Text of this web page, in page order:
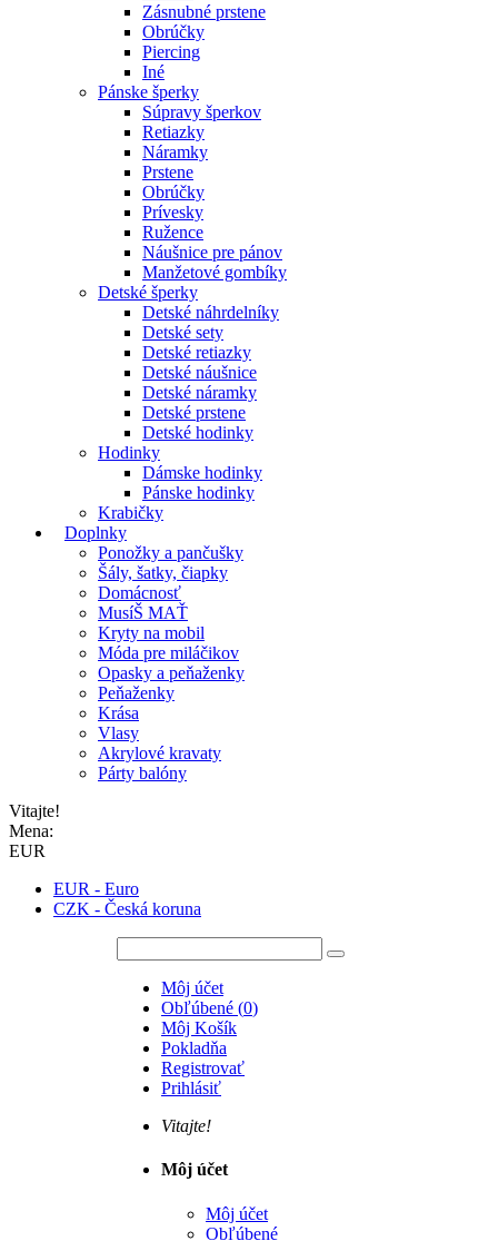
Zásnubné prstene
Obrúčky
Piercing
Iné
Pánske šperky
Súpravy šperkov
Retiazky
Náramky
Prstene
Obrúčky
Prívesky
Ružence
Náušnice pre pánov
Manžetové gombíky
Detské šperky
Detské náhrdelníky
Detské sety
Detské retiazky
Detské náušnice
Detské náramky
Detské prstene
Detské hodinky
Hodinky
Dámske hodinky
Pánske hodinky
Krabičky
Doplnky
Ponožky a pančušky
Šály, šatky, čiapky
Domácnosť
MusíŠ MAŤ
Kryty na mobil
Móda pre miláčikov
Opasky a peňaženky
Peňaženky
Krása
Vlasy
Akrylové kravaty
Párty balóny
Vitajte!
Mena:
EUR
EUR - Euro
CZK - Česká koruna
Môj účet
Obľúbené (0)
Môj Košík
Pokladňa
Registrovať
Prihlásiť
Vitajte!
Môj účet
Môj účet
Obľúbené